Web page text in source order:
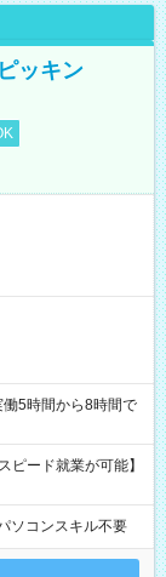
ッキン
ピード就業が可能】
ソコンスキル不要